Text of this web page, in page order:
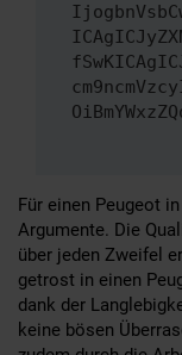
Für einen Peugeot
Argumente. Die
über jeden Zweifel
getrost in einen
dank der
keine bösen